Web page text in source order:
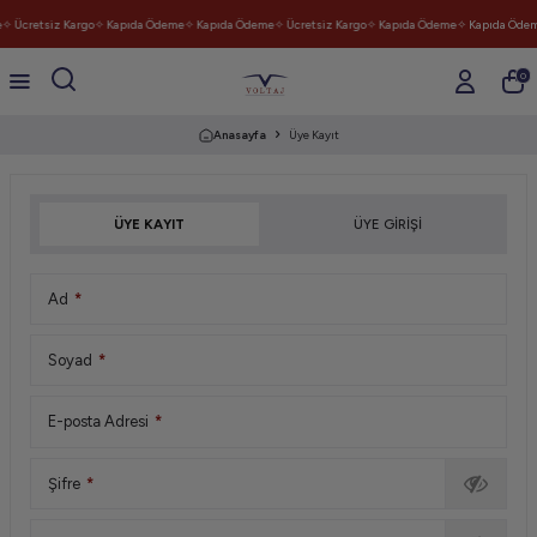
✧ Ücretsiz Kargo✧ Kapıda Ödeme✧ Kapıda Ödeme✧ Ücretsiz Kargo✧ Kapıda Ödeme✧ Kapıda
0
Anasayfa Üye Kayıt
ÜYE KAYIT ÜYE GIRIŞI
Ad *
Soyad *
E-posta Adresi *
Şifre *